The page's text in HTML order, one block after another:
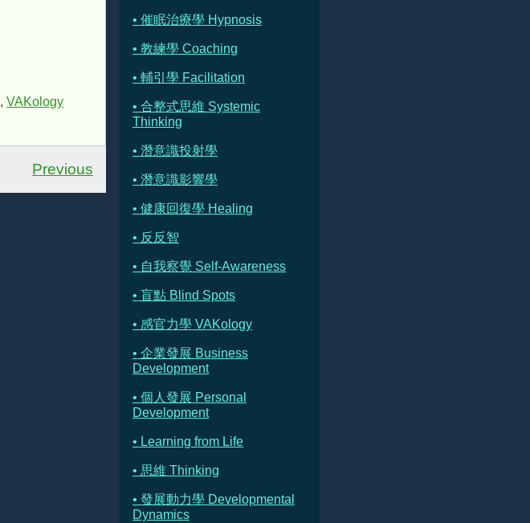
, VAKology
Previous
• 催眠治療學 Hypnosis
• 教練學 Coaching
• 輔引學 Facilitation
• 合整式思維 Systemic
Thinking
• 潛意識投射學
• 潛意識影響學
• 健康回復學 Healing
• 反反智
• 自我察覺 Self-Awareness
• 盲點 Blind Spots
• 感官力學 VAKology
• 企業發展 Business
Development
• 個人發展 Personal
Development
• Learning from Life
• 思維 Thinking
• 發展動力學 Developmental
Dynamics